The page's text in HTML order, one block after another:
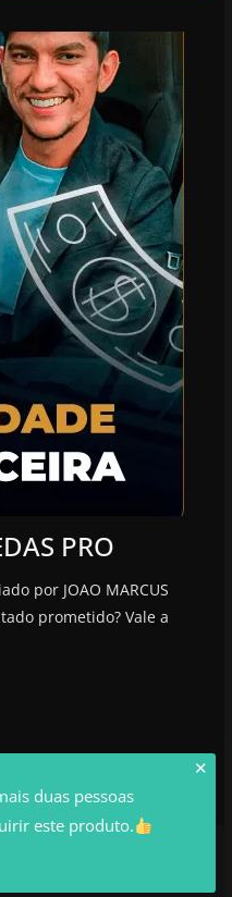
PRO
por JOAO MARCUS
prometido? Vale a
✕
duas pessoas
este produto.